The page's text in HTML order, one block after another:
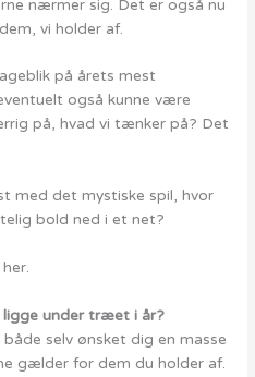
nærmer sig. Det er også nu
vi holder af.
på årets mest
også kunne være
på, hvad vi tænker på? Det
med det mystiske spil, hvor
bold ned i et net?
ligge under træet i år?
selv ønsket dig en masse
gælder for dem du holder af.